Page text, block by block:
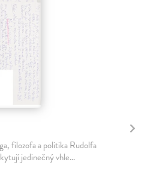
filozofa a politika Rudolfa
jedinečný vhle...